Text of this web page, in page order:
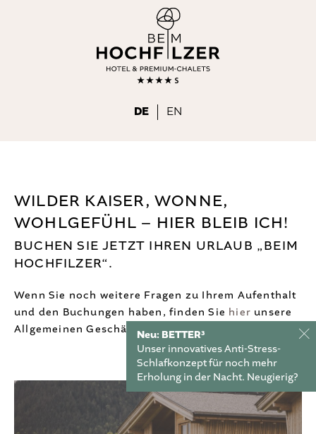
DE EN
Premium-Chalets
Hotelzimmer
Wellness
Day Spa
Inklusivleistungen
Anfragen
WILDER KAISER, WONNE,
WOHLGEFÜHL – HIER BLEIB ICH!
BUCHEN SIE JETZT IHREN URLAUB „BEIM
HOCHFILZER“.
Wenn Sie noch weitere Fragen zu Ihrem Aufenthalt
und den Buchungen haben, finden Sie hier unsere
Allgemeinen Geschäftsbedingungen.
Neu:BETTER³
Unser innovatives Anti-Stress-
Schlafkonzept für noch mehr
Erholung in der Nacht. Neugierig?